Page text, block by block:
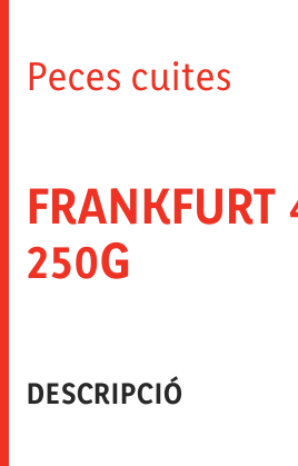
FRANKFURT
250G
Peces cuites
DESCRIPCIÓ